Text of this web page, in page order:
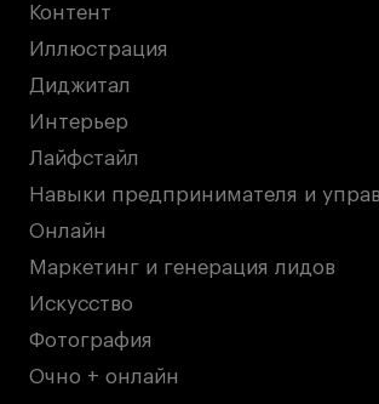
Контент
Иллюстрация
Диджитал
Интерьер
Лайфстайл
Навыки предпринимателя и
Онлайн
Маркетинг и генерация лидов
Искусство
Фотография
Очно + онлайн